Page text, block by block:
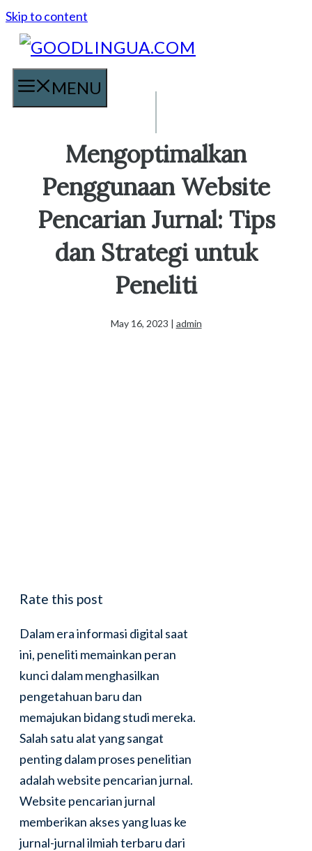
Skip to content
MENU
Mengoptimalkan
Penggunaan Website
Pencarian Jurnal: Tips
dan Strategi untuk
Peneliti
May 16, 2023 | admin
Rate this post
Dalam era informasi digital saat
ini, peneliti memainkan peran
kunci dalam menghasilkan
pengetahuan baru dan
memajukan bidang studi mereka.
Salah satu alat yang sangat
penting dalam proses penelitian
adalah website pencarian jurnal.
Website pencarian jurnal
memberikan akses yang luas ke
jurnal-jurnal ilmiah terbaru dari